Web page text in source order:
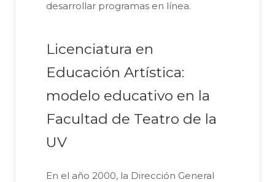
desarrollar programas en línea.
Licenciatura en
Educación Artística:
modelo educativo en la
Facultad de Teatro de la
UV
En el año 2000, la Dirección General